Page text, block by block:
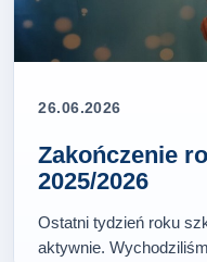
26.06.2026
Zakończenie
2025/2026
Ostatni tydzień roku
aktywnie.